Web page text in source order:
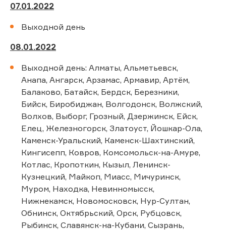
07.01.2022
Выходной день
08.01.2022
Выходной день: Алматы, Альметьевск,
Анапа, Ангарск, Арзамас, Армавир, Артём,
Балаково, Батайск, Бердск, Березники,
Бийск, Биробиджан, Волгодонск, Волжский,
Волхов, Выборг, Грозный, Дзержинск, Ейск,
Елец, Железногорск, Златоуст, Йошкар-Ола,
Каменск-Уральский, Каменск-Шахтинский,
Кингисепп, Ковров, Комсомольск-на-Амуре,
Котлас, Кропоткин, Кызыл, Ленинск-
Кузнецкий, Майкоп, Миасс, Мичуринск,
Муром, Находка, Невинномысск,
Нижнекамск, Новомосковск, Нур-Султан,
Обнинск, Октябрьский, Орск, Рубцовск,
Рыбинск, Славянск-на-Кубани, Сызрань,